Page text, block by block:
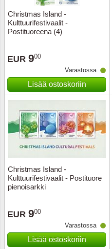
Christmas Island -
Kulttuurifestivaalit -
Postituoreena (4)
EUR 900
Varastossa
Lisää ostoskoriin
Christmas Island -
Kulttuurifestivaalit - Postituore
pienoisarkki
EUR 900
Varastossa
Lisää ostoskoriin